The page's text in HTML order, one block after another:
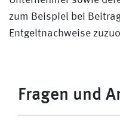
zum Beispiel bei
Entgeltnachweise
Fragen und